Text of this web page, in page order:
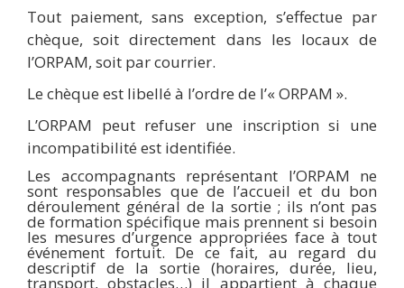
Tout paiement, sans exception, s’effectue par
chèque, soit directement dans les locaux de
l’ORPAM, soit par courrier.
Le chèque est libellé à l’ordre de l’« ORPAM ».
L’ORPAM peut refuser une inscription si une
incompatibilité est identifiée.
Les accompagnants représentant l’ORPAM ne
sont responsables que de l’accueil et du bon
déroulement général de la sortie ; ils n’ont pas
de formation spécifique mais prennent si besoin
les mesures d’urgence appropriées face à tout
événement fortuit. De ce fait, au regard du
descriptif de la sortie (horaires, durée, lieu,
transport, obstacles…) il appartient à chaque